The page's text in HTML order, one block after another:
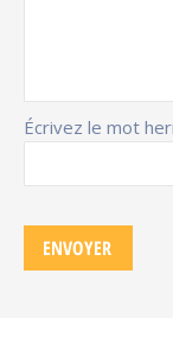
Écrivez le mot